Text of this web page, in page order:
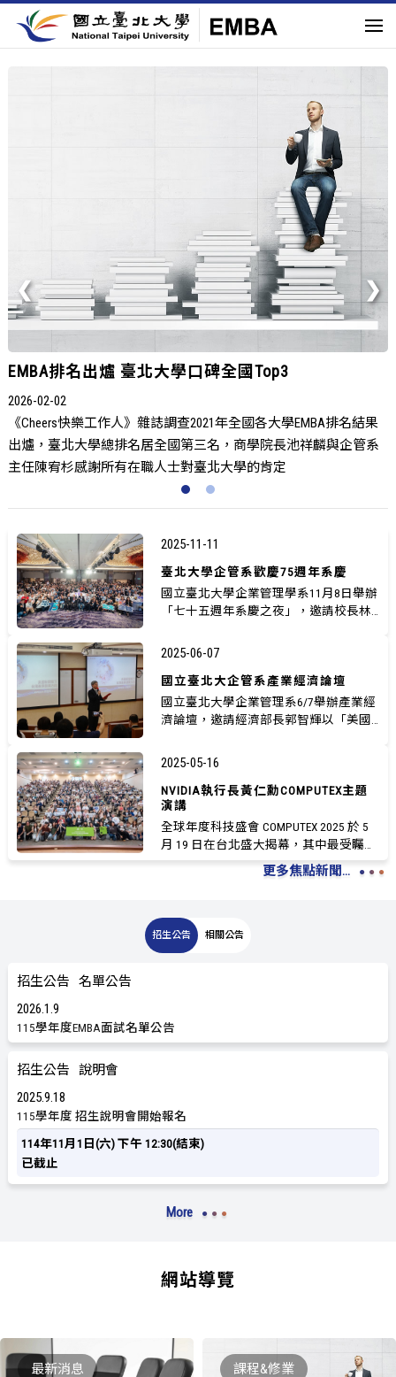
2026-01-31
師資全國最完整，「雙師制度」兼併理論與實務
2025-11-11
臺北大學企管系歡慶75週年系慶
國立臺北大學企業管理學系11月8日舉辦
「七十五週年系慶之夜」，邀請校長林
2025-06-07
國立臺北大企管系產業經濟論壇
國立臺北大學企業管理系6/7舉辦產業經
濟論壇，邀請經濟部長郭智輝以「美國
2025-05-16
NVIDIA執行長黃仁勳COMPUTEX主題
演講
全球年度科技盛會 COMPUTEX 2025 於 5
月 19 日在台北盛大揭幕，其中最受矚目
的焦點...
更多焦點新聞...
招生公告 相關公告
招生公告
名單公告
2026 1 9
115學年度EMBA面試名單公告
招生公告
說明會
20259 18
115學年度 招生說明會開始報名
114年11月1日(六) 下午 12:30(結束)
已截止
More
網站導覽
最新消息 課程&修業